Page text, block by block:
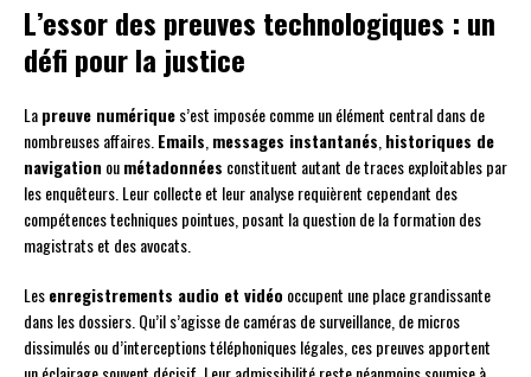
L’essor des preuves technologiques : un
défi pour la justice
Lapreuve numériques’est imposée comme un élément central dans de
nombreuses affaires.Emails,messages instantanés,historiques de
navigation oumétadonnées constituent autant de traces exploitables par
les enquêteurs. Leur collecte et leur analyse requièrent cependant des
compétences techniques pointues, posant la question de la formation des
magistrats et des avocats.
Lesenregistrements audio et vidéo occupent une place grandissante
dans les dossiers. Qu’il s’agisse de caméras de surveillance, de micros
dissimulés ou d’interceptions téléphoniques légales, ces preuves apportent